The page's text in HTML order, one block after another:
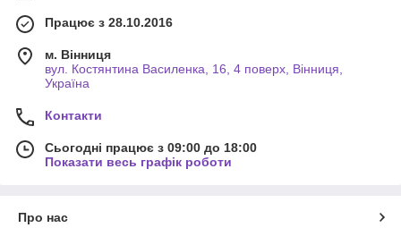
Працює з 28.10.2016
м. Вінниця
вул. Костянтина Василенка, 16, 4 поверх, Вінниця,
Україна
Контакти
Сьогодні працює з 09:00 до 18:00
Показати весь графік роботи
Про нас